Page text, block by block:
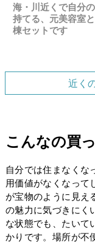
海・川近くで自分
持てる、元美容室
棟セットです
近く
こんなの買
自分では住まなくな
用価値がなくなって
が宝物のように見え
の魅力に気づきにく
な状態でも、たいて
かりです。場所が不